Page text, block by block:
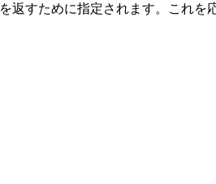
すために指定されます。これ